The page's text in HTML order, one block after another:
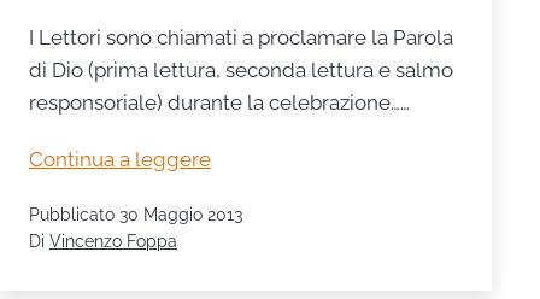
I Lettori sono chiamati a proclamare la Parola
di Dio (prima lettura, seconda lettura e salmo
responsoriale) durante la celebrazione……
Continua a leggereIl
dei
Pubblicato 30 Maggio 2013
Di Vincenzo Foppa